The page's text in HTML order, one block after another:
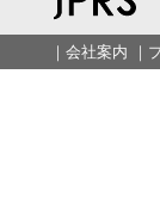
｜ 会社案内 ｜